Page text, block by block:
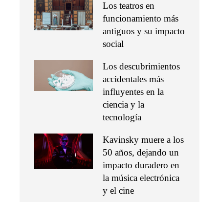
Los teatros en
funcionamiento más
antiguos y su impacto
social
Los descubrimientos
accidentales más
influyentes en la
ciencia y la
tecnología
Kavinsky muere a los
50 años, dejando un
impacto duradero en
la música electrónica
y el cine